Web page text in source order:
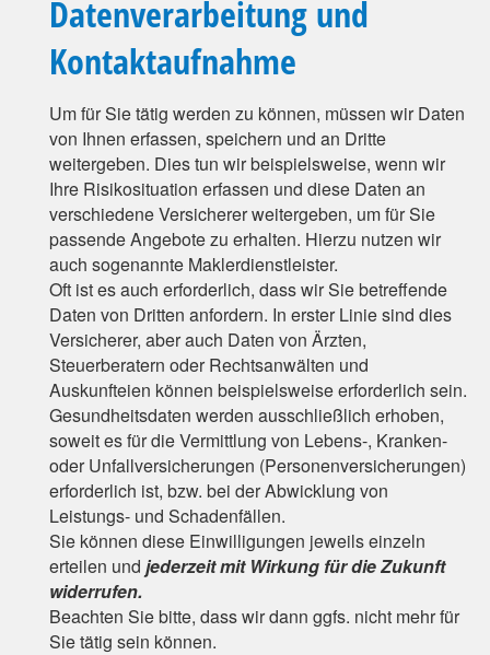
Datenverarbeitung und
Kontaktaufnahme
Um für Sie tätig werden zu können, müssen wir Daten
von Ihnen erfassen, speichern und an Dritte
weitergeben. Dies tun wir beispielsweise, wenn wir
Ihre Risikosituation erfassen und diese Daten an
verschiedene Versicherer weitergeben, um für Sie
passende Angebote zu erhalten. Hierzu nutzen wir
auch sogenannte Maklerdienstleister.
Oft ist es auch erforderlich, dass wir Sie betreffende
Daten von Dritten anfordern. In erster Linie sind dies
Versicherer, aber auch Daten von Ärzten,
Steuerberatern oder Rechtsanwälten und
Auskunfteien können beispielsweise erforderlich sein.
Gesundheitsdaten werden ausschließlich erhoben,
soweit es für die Vermittlung von Lebens-, Kranken-
oder Unfallversicherungen (Personenversicherungen)
erforderlich ist, bzw. bei der Abwicklung von
Leistungs- und Schadenfällen.
Sie können diese Einwilligungen jeweils einzeln
erteilen und jederzeit mit Wirkung für die Zukunft
widerrufen.
Beachten Sie bitte, dass wir dann ggfs. nicht mehr für
Sie tätig sein können.